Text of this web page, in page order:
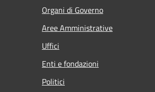
Organi di Governo
Aree Amministrative
Uffici
Enti e fondazioni
Politici